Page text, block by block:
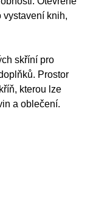
vystavení knih,
skříní pro
Prostor
kterou lze
a oblečení.